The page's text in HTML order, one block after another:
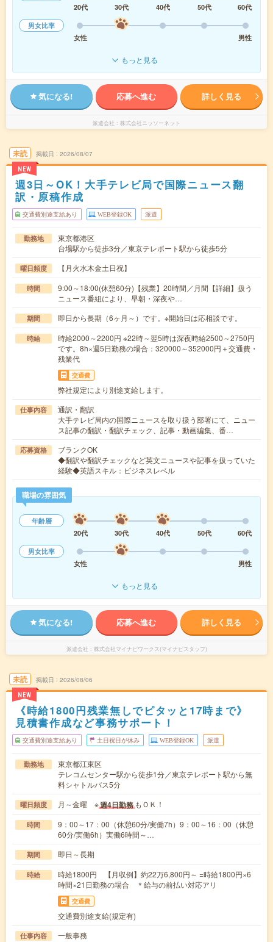
20代
30代 40代 50代
60代
男女比率
女性
男性
もっと見る
気になる! 応募へ進む 詳しく見る
派遣会社 株式会社ニッソーネット
未読
NEW
掲載日 2026/08/07
週3日～OK！大手テレビ局で国際ニュース翻
訳・原稿作成
交通費別途支給あり WEB登録OK 派遣
勤務地
東京都港区
台場駅から徒歩3分／東京テレポート駅から徒歩5分
曜日頻度 【月火水木金土日祝】
時間
9:00～18:00(休憩60分)【残業】20時間／月間【詳細】扱う
ニュース番組により、早朝・深夜や…
期間 即日から長期（6ヶ月～）です。※開始日は応相談です。
時給
時給2000～2200円 ※22時～翌5時は深夜時給2500～2750円
です。8h×週5日勤務の場合：320000～352000円＋交通費・
残業代
交通費
弊社規定により別途支給します。
仕事内容
通訳・翻訳
大手テレビ局内の国際ニュースを取り扱う部署にて、ニュー
ス記事の翻訳・翻訳チェック、記事・動画編集、番…
応募資格
ブランクOK
◆翻訳や翻訳チェックなど英文ニュースや記事を扱っていた
経験◆英語スキル：ビジネスレベル
職場の雰囲気
年齢層
20代
30代 40代 50代
60代
男女比率
女性
男性
もっと見る
気になる! 応募へ進む 詳しく見る
派遣会社 株式会社マイナビワークス(マイナビスタッフ)
未読
NEW
掲載日 2026/08/06
《時給1800円残業無しでピタッと17時まで》
見積書作成など事務サポート！
交通費別途支給あり 土日祝日が休み WEB登録OK 派遣
勤務地
東京都江東区
テレコムセンター駅から徒歩1分／東京テレポート駅から無
料シャトルバス5分
曜日頻度 月～金曜 ※週4日勤務 もＯＫ！
時間
9：00～17：00（休憩60分/実働7h）9：00～16：00（休憩
60分/実働6h）実働6時間～…
期間 即日～長期
時給
時給1800円 【月収例】約22万6,800円～ =時給1800円×6
時間×21日勤務の場合 ＊給与の前払い対応アリ
交通費
交通費別途支給(規定有)
仕事内容
一般事務